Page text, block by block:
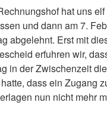
Cashflow
it works
World Go Round
hat uns elf
und dann am 7.
abgelehnt. Erst mit
erfuhren wir,
in der Zwischenzeit
dass ein Zugang
nun nicht mehr